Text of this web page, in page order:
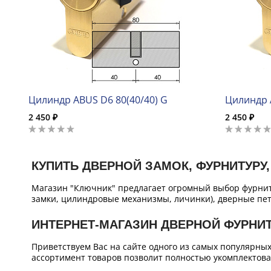
Цилиндр ABUS D6 80(40/40) G
2 450 ₽
Цилиндр
2 450 ₽
КУПИТЬ ДВЕРНОЙ ЗАМОК,
Магазин "Ключник" предлагает огромный выбор
замки, цилиндровые механизмы, личинки), дверные
ИНТЕРНЕТ-МАГАЗИН ДВЕРНОЙ
Приветствуем Вас на сайте одного из самых
ассортимент товаров позволит полностью